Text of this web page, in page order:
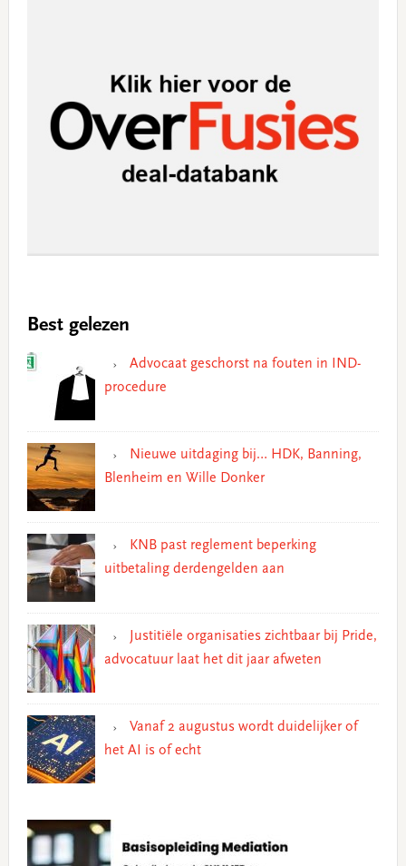
Best gelezen
Advocaat geschorst na fouten in IND-
procedure
Nieuwe uitdaging bij… HDK, Banning,
Blenheim en Wille Donker
KNB past reglement beperking
uitbetaling derdengelden aan
Justitiële organisaties zichtbaar bij Pride,
advocatuur laat het dit jaar afweten
Vanaf 2 augustus wordt duidelijker of
het AI is of echt